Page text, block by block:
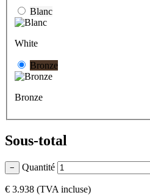
Blanc
White
Bronze
Bronze
Sous-total
− Quantité
€ 3.938 (TVA incluse)